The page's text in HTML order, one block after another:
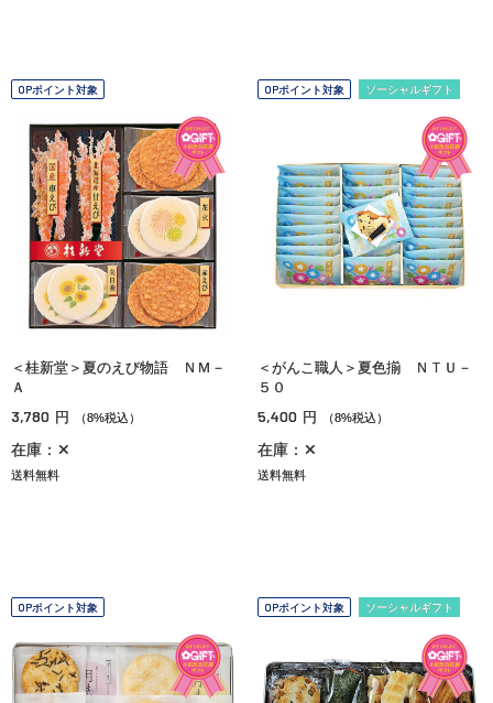
OPポイント対象
＜桂新堂＞夏のえび物語 ＮＭ－
Ａ
3,780 円 （8%税込）
在庫：✕
送料無料
OPポイント対象 ソーシャルギフト
＜がんこ職人＞夏色揃 ＮＴＵ－
５０
5,400 円 （8%税込）
在庫：✕
送料無料
OPポイント対象 OPポイント対象 ソーシャルギフト